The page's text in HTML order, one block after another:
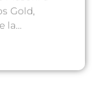
Gold,
la…